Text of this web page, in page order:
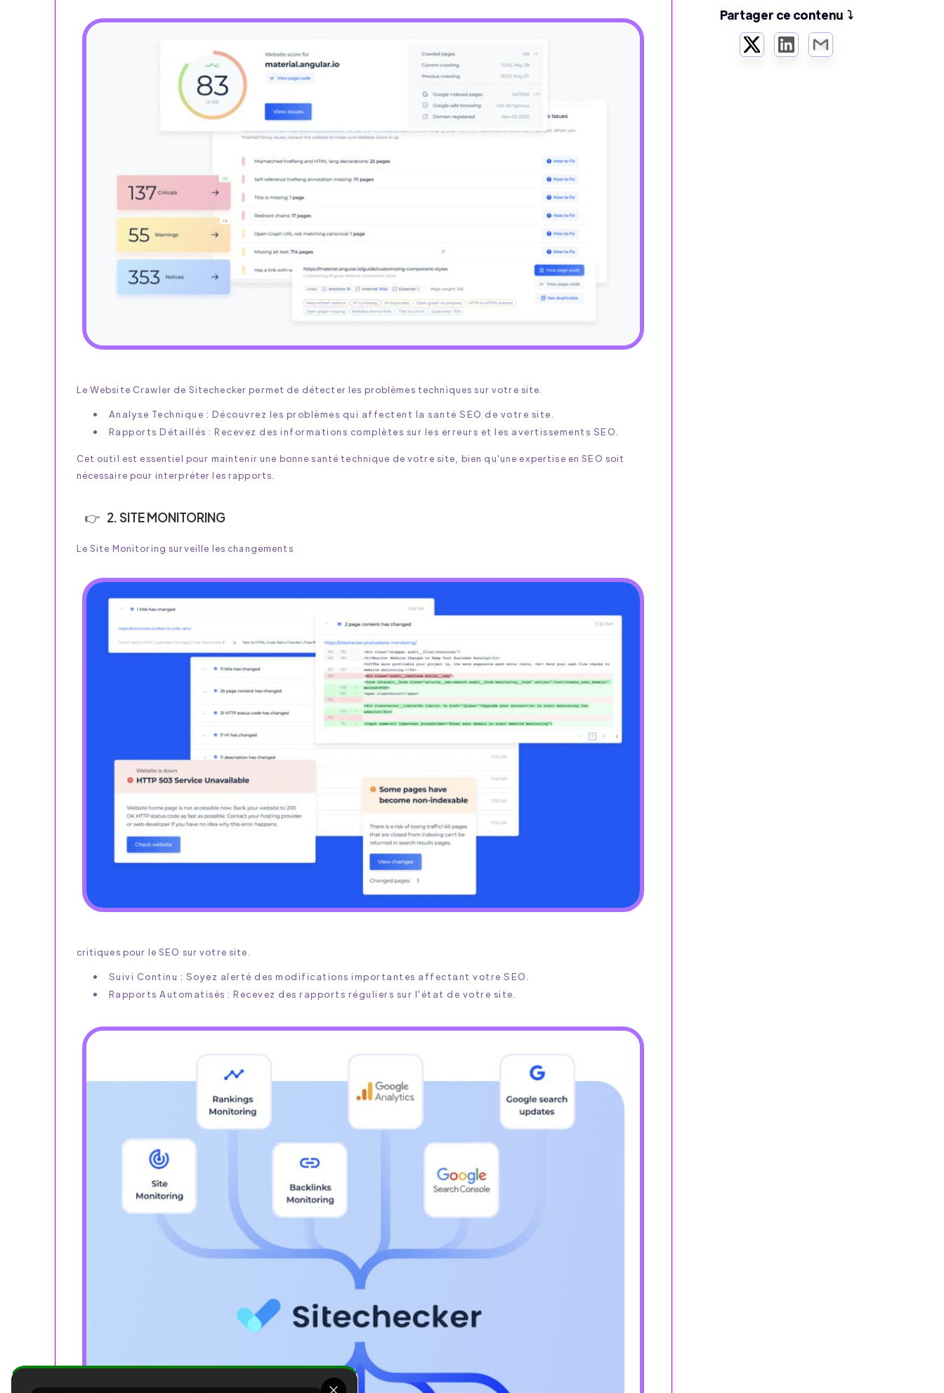
Le Website Crawler de Sitechecker permet de détecter les problèmes techniques sur votre site.
Analyse Technique : Découvrez les problèmes qui affectent la santé SEO de votre site.
Rapports Détaillés : Recevez des informations complètes sur les erreurs et les avertissements SEO.
Cet outil est essentiel pour maintenir une bonne santé technique de votre site, bien qu'une expertise en SEO soit
nécessaire pour interpréter les rapports.
2. SITE MONITORING
Le Site Monitoring surveille les changements
critiques pour le SEO sur votre site.
Suivi Continu : Soyez alerté des modifications importantes affectant votre SEO.
Rapports Automatisés : Recevez des rapports réguliers sur l'état de votre site.
Partager ce contenu ⤵️
TwitterLinkedInEmail